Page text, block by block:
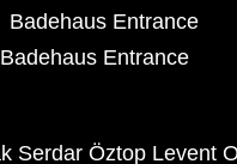
Badehaus Entrance